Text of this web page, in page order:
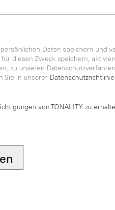
Daten speichern und
diesen Zweck speichern,
zu unseren
Sie in unserer Datenschutzrichtlinie
von TONALITY zu